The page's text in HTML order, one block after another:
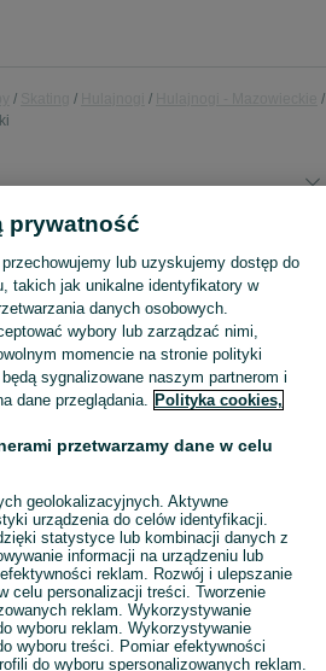
Sprzedaż hulajnóg Mińsk Mazowiecki ▶️ Aktualne oferty nowe i używane ✅ Szeroki wybór produktów w atrakcyjnych cenach ✌ Przeglądaj ogłoszenia na OLX.pl! Zobacz
prywatność
lub uzyskujemy dostęp do
takich jak unikalne identyfikatory w
danych osobowych.
wybory lub zarządzać nimi,
momencie na stronie polityki
sygnalizowane naszym partnerom i
dane przeglądania. Polityka cookies,
przetwarzamy dane w celu
geolokalizacyjnych. Aktywne
urządzenia do celów identyfikacji.
statystyce lub kombinacji danych z
informacji na urządzeniu lub
reklam. Rozwój i ulepszanie
celu personalizacji treści. Tworzenie
reklam. Wykorzystywanie
wyboru reklam. Wykorzystywanie
wyboru treści. Pomiar efektywności
do wyboru spersonalizowanych reklam.